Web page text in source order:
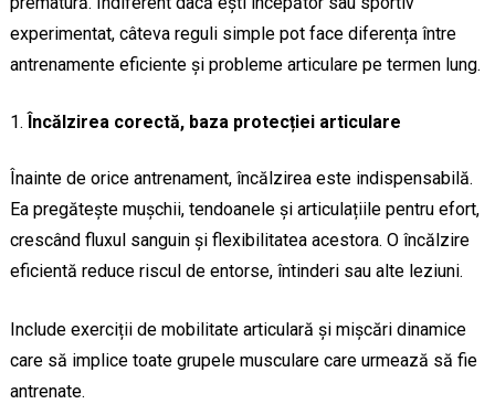
experimentat, câteva reguli simple pot face diferența între
antrenamente eficiente și probleme articulare pe termen lung.
Încălzirea corectă, baza protecției articulare
Înainte de orice antrenament, încălzirea este indispensabilă.
Ea pregătește mușchii, tendoanele și articulațiile pentru efort,
crescând fluxul sanguin și flexibilitatea acestora. O încălzire
eficientă reduce riscul de entorse, întinderi sau alte leziuni.
Include exerciții de mobilitate articulară și mișcări dinamice
care să implice toate grupele musculare care urmează să fie
antrenate.